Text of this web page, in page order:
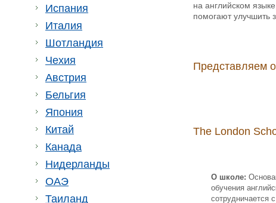
Испания
Италия
Шотландия
Чехия
Австрия
Бельгия
Япония
Китай
Канада
Нидерланды
ОАЭ
Таиланд
на английском
помогают улучшить
Представляем
The London
О школе:
обучения
сотрудничается